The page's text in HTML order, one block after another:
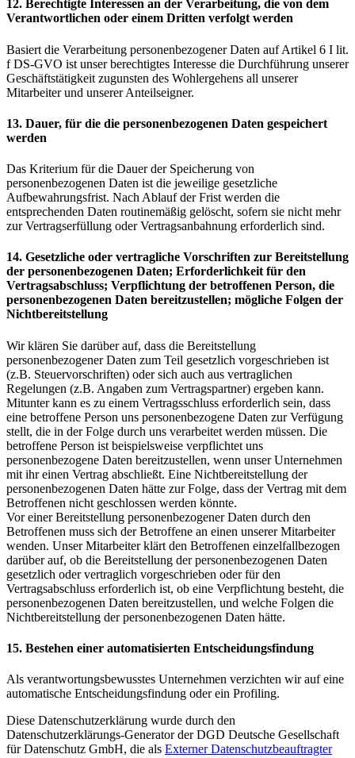
12. Berechtigte Interessen an der Verarbeitung, die von dem
Verantwortlichen oder einem Dritten verfolgt werden
Basiert die Verarbeitung personenbezogener Daten auf Artikel 6 I lit.
f DS-GVO ist unser berechtigtes Interesse die Durchführung unserer
Geschäftstätigkeit zugunsten des Wohlergehens all unserer
Mitarbeiter und unserer Anteilseigner.
13. Dauer, für die die personenbezogenen Daten gespeichert
werden
Das Kriterium für die Dauer der Speicherung von
personenbezogenen Daten ist die jeweilige gesetzliche
Aufbewahrungsfrist. Nach Ablauf der Frist werden die
entsprechenden Daten routinemäßig gelöscht, sofern sie nicht mehr
zur Vertragserfüllung oder Vertragsanbahnung erforderlich sind.
14. Gesetzliche oder vertragliche Vorschriften zur Bereitstellung
der personenbezogenen Daten; Erforderlichkeit für den
Vertragsabschluss; Verpflichtung der betroffenen Person, die
personenbezogenen Daten bereitzustellen; mögliche Folgen der
Nichtbereitstellung
Wir klären Sie darüber auf, dass die Bereitstellung
personenbezogener Daten zum Teil gesetzlich vorgeschrieben ist
(z.B. Steuervorschriften) oder sich auch aus vertraglichen
Regelungen (z.B. Angaben zum Vertragspartner) ergeben kann.
Mitunter kann es zu einem Vertragsschluss erforderlich sein, dass
eine betroffene Person uns personenbezogene Daten zur Verfügung
stellt, die in der Folge durch uns verarbeitet werden müssen. Die
betroffene Person ist beispielsweise verpflichtet uns
personenbezogene Daten bereitzustellen, wenn unser Unternehmen
mit ihr einen Vertrag abschließt. Eine Nichtbereitstellung der
personenbezogenen Daten hätte zur Folge, dass der Vertrag mit dem
Betroffenen nicht geschlossen werden könnte.
Vor einer Bereitstellung personenbezogener Daten durch den
Betroffenen muss sich der Betroffene an einen unserer Mitarbeiter
wenden. Unser Mitarbeiter klärt den Betroffenen einzelfallbezogen
darüber auf, ob die Bereitstellung der personenbezogenen Daten
gesetzlich oder vertraglich vorgeschrieben oder für den
Vertragsabschluss erforderlich ist, ob eine Verpflichtung besteht, die
personenbezogenen Daten bereitzustellen, und welche Folgen die
Nichtbereitstellung der personenbezogenen Daten hätte.
15. Bestehen einer automatisierten Entscheidungsfindung
Als verantwortungsbewusstes Unternehmen verzichten wir auf eine
automatische Entscheidungsfindung oder ein Profiling.
Diese Datenschutzerklärung wurde durch den
Datenschutzerklärungs-Generator der DGD Deutsche Gesellschaft
für Datenschutz GmbH, die als Externer Datenschutzbeauftragter